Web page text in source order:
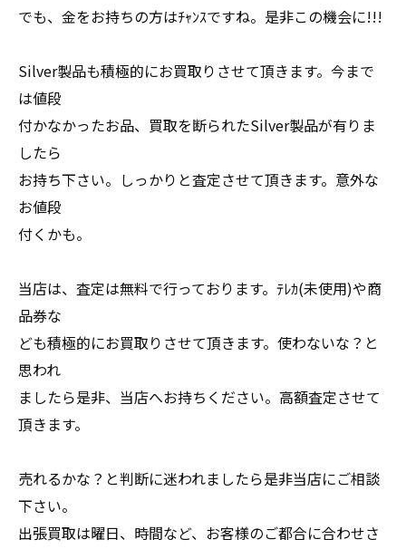
でも、金をお持ちの方はﾁｬﾝｽですね。是非この機会に!!!
Silver製品も積極的にお買取りさせて頂きます。今まで
は値段
付かなかったお品、買取を断られたSilver製品が有りま
したら
お持ち下さい。しっかりと査定させて頂きます。意外な
お値段
付くかも。
当店は、査定は無料で行っております。ﾃﾚｶ(未使用)や商
品券な
ども積極的にお買取りさせて頂きます。使わないな？と
思われ
ましたら是非、当店へお持ちください。高額査定させて
頂きます。
売れるかな？と判断に迷われましたら是非当店にご相談
下さい。
出張買取は曜日、時間など、お客様のご都合に合わせさ